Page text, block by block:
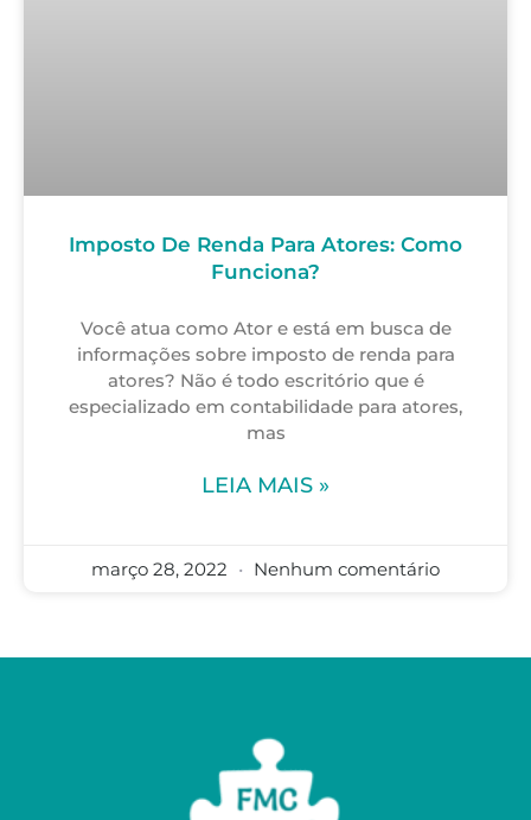
Imposto De Renda Para Atores: Como
Funciona?
Você atua como Ator e está em busca de
informações sobre imposto de renda para
atores? Não é todo escritório que é
especializado em contabilidade para atores,
mas
LEIA MAIS »
março 28, 2022 Nenhum comentário